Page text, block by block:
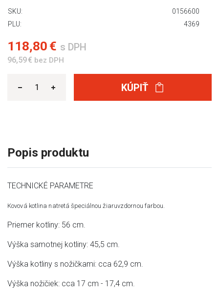
SKU:
0156600
PLU:
4369
118,80 € s DPH
96,59 € bez DPH
KÚPIŤ
Popis produktu
TECHNICKÉ PARAMETRE
Kovová kotlina natretá špeciálnou žiaruvzdornou farbou.
Priemer kotliny: 56 cm.
Výška samotnej kotliny: 45,5 cm.
Výška kotliny s nožičkami: cca 62,9 cm.
Výška nožičiek: cca 17 cm - 17,4 cm.